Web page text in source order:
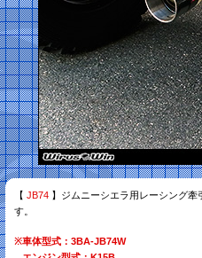
【 JB74 】ジムニーシエラ用レーシング
す。
※車体型式：3BA-JB74W